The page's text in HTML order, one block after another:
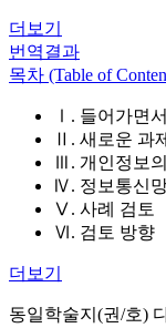
더보기
번역결과
목차 (Table of
Ⅰ. 들어가면서
Ⅱ. 새로운 과제
Ⅲ. 개인정보
Ⅳ. 정보통신
Ⅴ. 사례 검토
Ⅵ. 검토 방향
더보기
동일학술지(권/호)